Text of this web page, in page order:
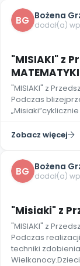
BG Bożena
dodał(a)
"MISIAKI" z
MATEMATYKI
"MISIAKI" z
Podczas
Zobacz więcej
BG Bożena
dodał(a)
"Misiaki" z
"MISIAKI" z
Podczas
techniki
Wielkanocy.Dzieci